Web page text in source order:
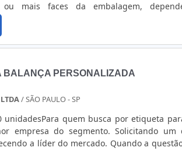
mais faces da embalagem,
DO EQUIPAMENTOO
produtividade na aplicação das etiquetas
BALANÇA PERSONALIZADA
/ SÃO PAULO - SP
unidadesPara quem busca por etiqueta
empresa do segmento. Solicitando
a líder do mercado. Quando a